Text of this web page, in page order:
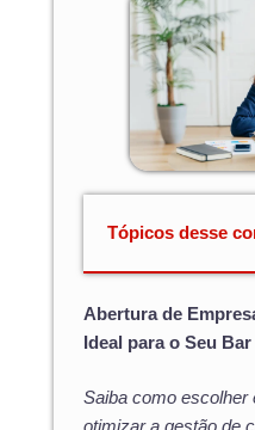
Tópicos desse
Abertura de
Ideal para o Seu
Saiba como escolher